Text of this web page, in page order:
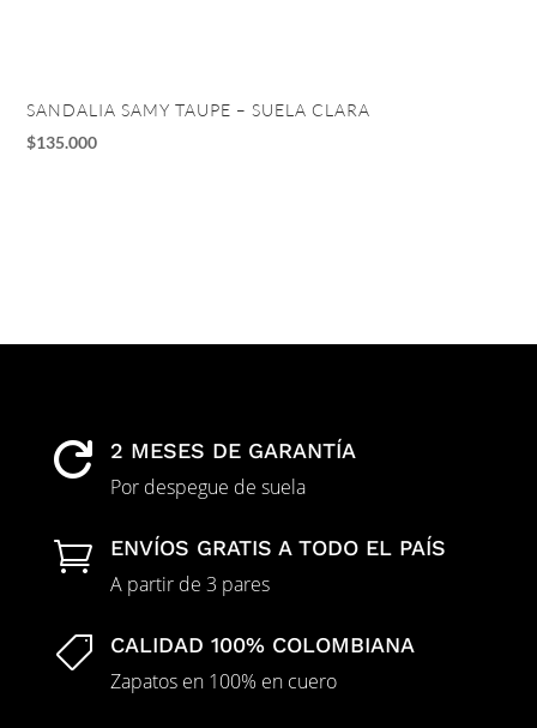
SANDALIA SAMY TAUPE – SUELA CLARA
$135.000
 2 MESES DE GARANTÍA
Por despegue de suela
 ENVÍOS GRATIS A TODO EL PAÍS
A partir de 3 pares
 CALIDAD 100% COLOMBIANA
Zapatos en 100% en cuero